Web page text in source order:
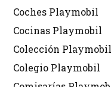
Coches Playmobil
Cocinas Playmobil
Colección Playmobil
Colegio Playmobil